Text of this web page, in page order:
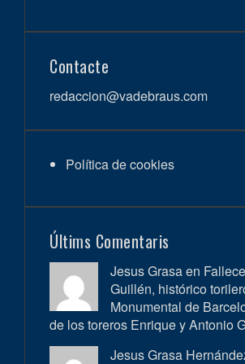
Contacte
redaccion@vadebraus.com
Política de cookies
Últims Comentaris
Jesus Grasa en
Guillén, histórico
Monumental de
de los toreros Enrique y Antonio
Jesus Grasa